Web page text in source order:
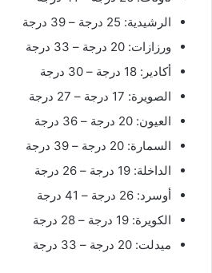
الرشيدية: 25 درجة – 39 درجة
ورزازات: 20 درجة – 33 درجة
أكادير: 18 درجة – 30 درجة
الصويرة: 17 درجة – 27 درجة
العيون: 20 درجة – 36 درجة
السمارة: 20 درجة – 39 درجة
الداخلة: 19 درجة – 26 درجة
أوسرد: 26 درجة – 41 درجة
الكويرة: 19 درجة – 28 درجة
ميدلت: 20 درجة – 33 درجة